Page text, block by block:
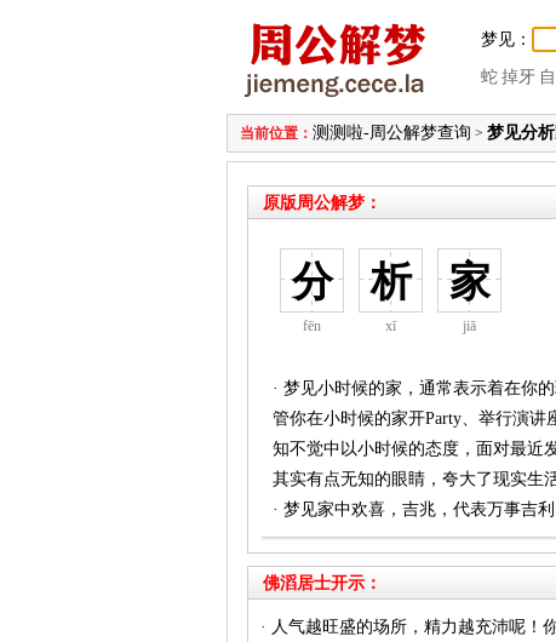
梦见：
蛇 掉牙
当前位置： 测测啦-周公解梦查询 > 梦见分
原版周公解梦：
分
fēn
析
xī
家
jiā
· 梦见小时候的家，通常表示着在你
管你在小时候的家开Party、举行演
知不觉中以小时候的态度，面对最近
其实有点无知的眼睛，夸大了现实生
· 梦见家中欢喜，吉兆，代表万事吉利
佛滔居士开示：
· 人气越旺盛的场所，精力越充沛呢！